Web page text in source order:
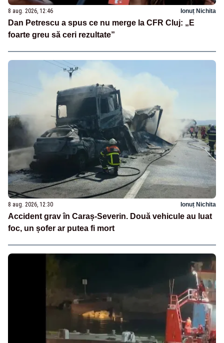
8 aug. 2026, 12:46 Ionuț Nichita
Dan Petrescu a spus ce nu merge la CFR Cluj: „E
foarte greu să ceri rezultate”
8 aug. 2026, 12:30 Ionuț Nichita
Accident grav în Caraș-Severin. Două vehicule au luat
foc, un șofer ar putea fi mort